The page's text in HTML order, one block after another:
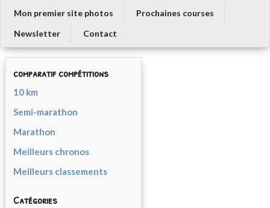
Mon premier site photos
Prochaines courses
Newsletter
Contact
comparatif compétitions
10 km
Semi-marathon
Marathon
Meilleurs chronos
Meilleurs classements
Catégories